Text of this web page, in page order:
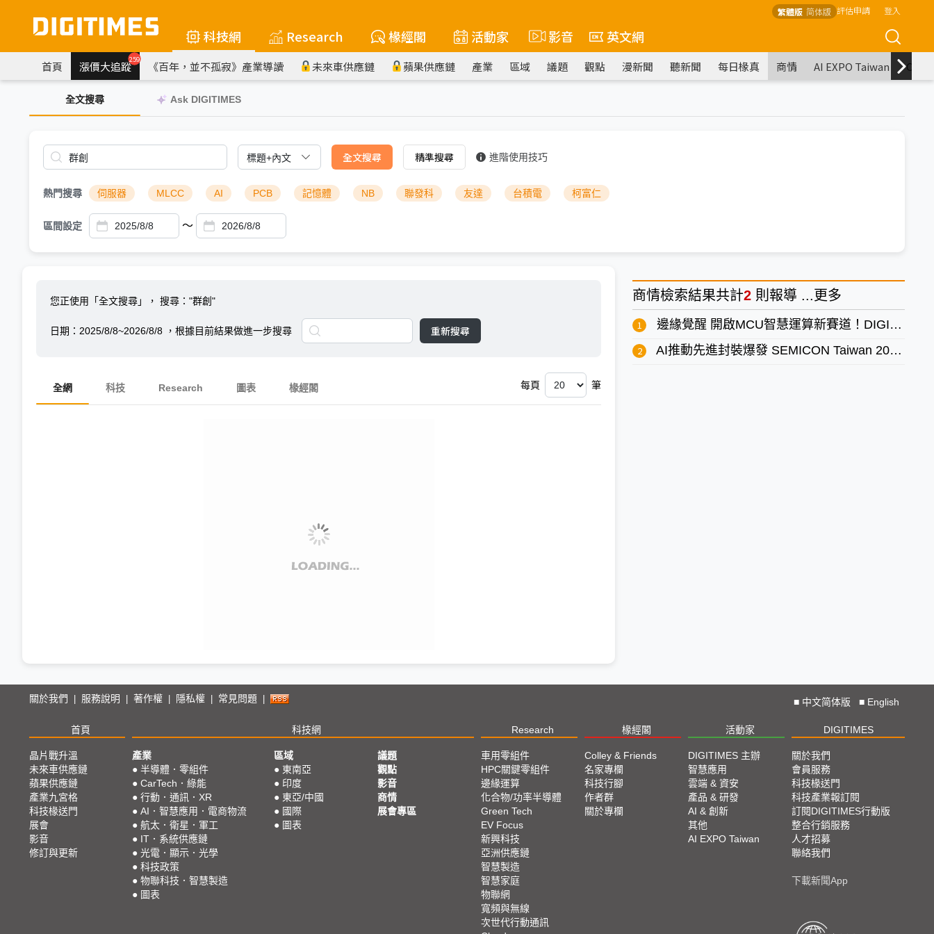
繁體版 简体版 評估申請 登入
科技網 Research 椽經閣 活動家 影音 英文網
首頁 漲價大追蹤259 《百年，並不孤寂》產業導讀 未來車供應鏈 蘋果供應鏈 產業 區域 議題 觀點 漫新聞 聽新聞 每日椽真 商情 AI EXPO Taiwan
全文搜尋 Ask DIGITIMES
全文搜尋 精準搜尋 進階使用技巧
熱門搜尋 伺服器 MLCC AI PCB 記憶體 NB 聯發科 友達 台積電 柯富仁
區間設定 ～
您正使用「全文搜尋」， 搜尋："群創"
日期： 2025/8/8~2026/8/8 ，根據目前結果做進一步搜尋 重新搜尋
全網 科技 Research 圖表 椽經閣 每頁 筆
商情檢索結果共計2 則報導 ... 更多
邊緣覺醒 開啟MCU智慧運算新賽道！DIGITIMES 8/7 MCU論壇登場
AI推動先進封裝爆發 SEMICON Taiwan 2025 匯聚全球力量
關於我們 服務說明 著作權 隱私權 常見問題 ■ 中文简体版 ■ English
首頁 科技網 Research 椽經閣 活動家 DIGITIMES
晶片戰升溫
未來車供應鏈
蘋果供應鏈
產業九宮格
科技椽送門
展會
影音
修訂與更新
產業
● 半導體．零組件
● CarTech．綠能
● 行動．通訊．XR
● AI．智慧應用．電商物流
● 航太．衛星．軍工
● IT．系統供應鏈
● 光電．顯示．光學
● 科技政策
● 物聯科技．智慧製造
● 圖表
區域
● 東南亞
● 印度
● 東亞/中國
● 國際
● 圖表
議題
觀點
影音
商情
展會專區
車用零組件
HPC關鍵零組件
邊緣運算
化合物/功率半導體
Green Tech
EV Focus
新興科技
亞洲供應鏈
智慧製造
智慧家庭
物聯網
寬頻與無線
次世代行動通訊
Colley & Friends
名家專欄
科技行腳
作者群
關於專欄
DIGITIMES 主辦
智慧應用
雲端 & 資安
產品 & 研發
AI & 創新
其他
AI EXPO Taiwan
關於我們
會員服務
科技椽送門
科技產業報訂閱
訂閱DIGITIMES行動版
整合行銷服務
人才招募
聯絡我們
下載新聞App